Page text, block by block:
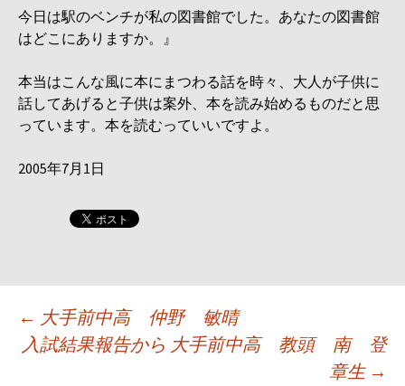
今日は駅のベンチが私の図書館でした。あなたの図書館
はどこにありますか。』
本当はこんな風に本にまつわる話を時々、大人が子供に
話してあげると子供は案外、本を読み始めるものだと思
っています。本を読むっていいですよ。
2005年7月1日
投
稿
← 大手前中高 仲野 敏晴
入試結果報告から 大手前中高 教頭 南 登
章生 →